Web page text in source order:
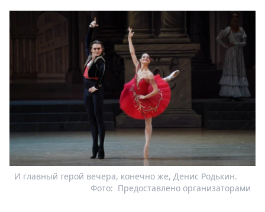
И главный герой вечера, конечно же, Денис Родькин.
Предоставлено организаторами
Фото: